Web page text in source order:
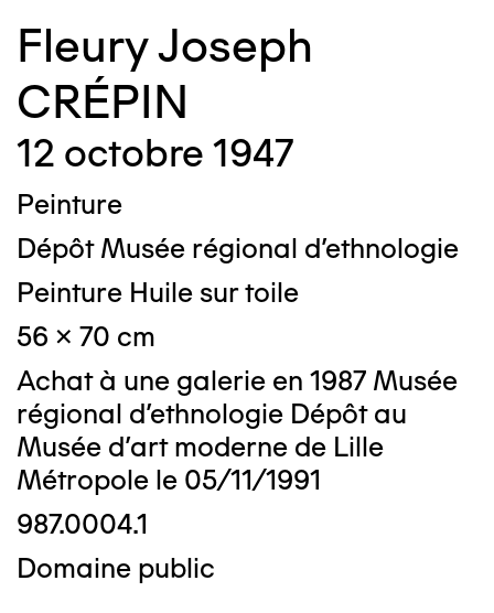
Fleury Joseph
CRÉPIN
12 octobre 1947
Peinture
Dépôt Musée régional d'ethnologie
Peinture Huile sur toile
56 x 70 cm
Achat à une galerie en 1987 Musée
régional d'ethnologie Dépôt au
Musée d'art moderne de Lille
Métropole le 05/11/1991
987.0004.1
Domaine public